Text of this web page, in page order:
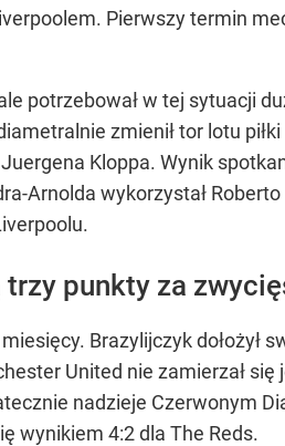
Pierwszy termin
potrzebował w tej sytuacji
zmienił tor lotu
Kloppa. Wynik
Arnolda wykorzystał
punkty za
Brazylijczyk dołożył
United nie zamierzał się
nadzieje Czerwonym
wynikiem 4:2 dla The Reds.